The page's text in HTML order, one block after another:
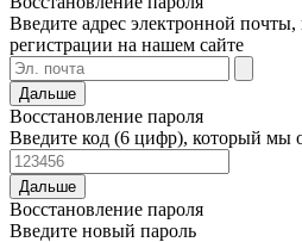
Введите адрес электронной
регистрации на нашем сайте
Дальше
Восстановление пароля
Введите код (6 цифр), который мы
Дальше
Восстановление пароля
Введите новый пароль